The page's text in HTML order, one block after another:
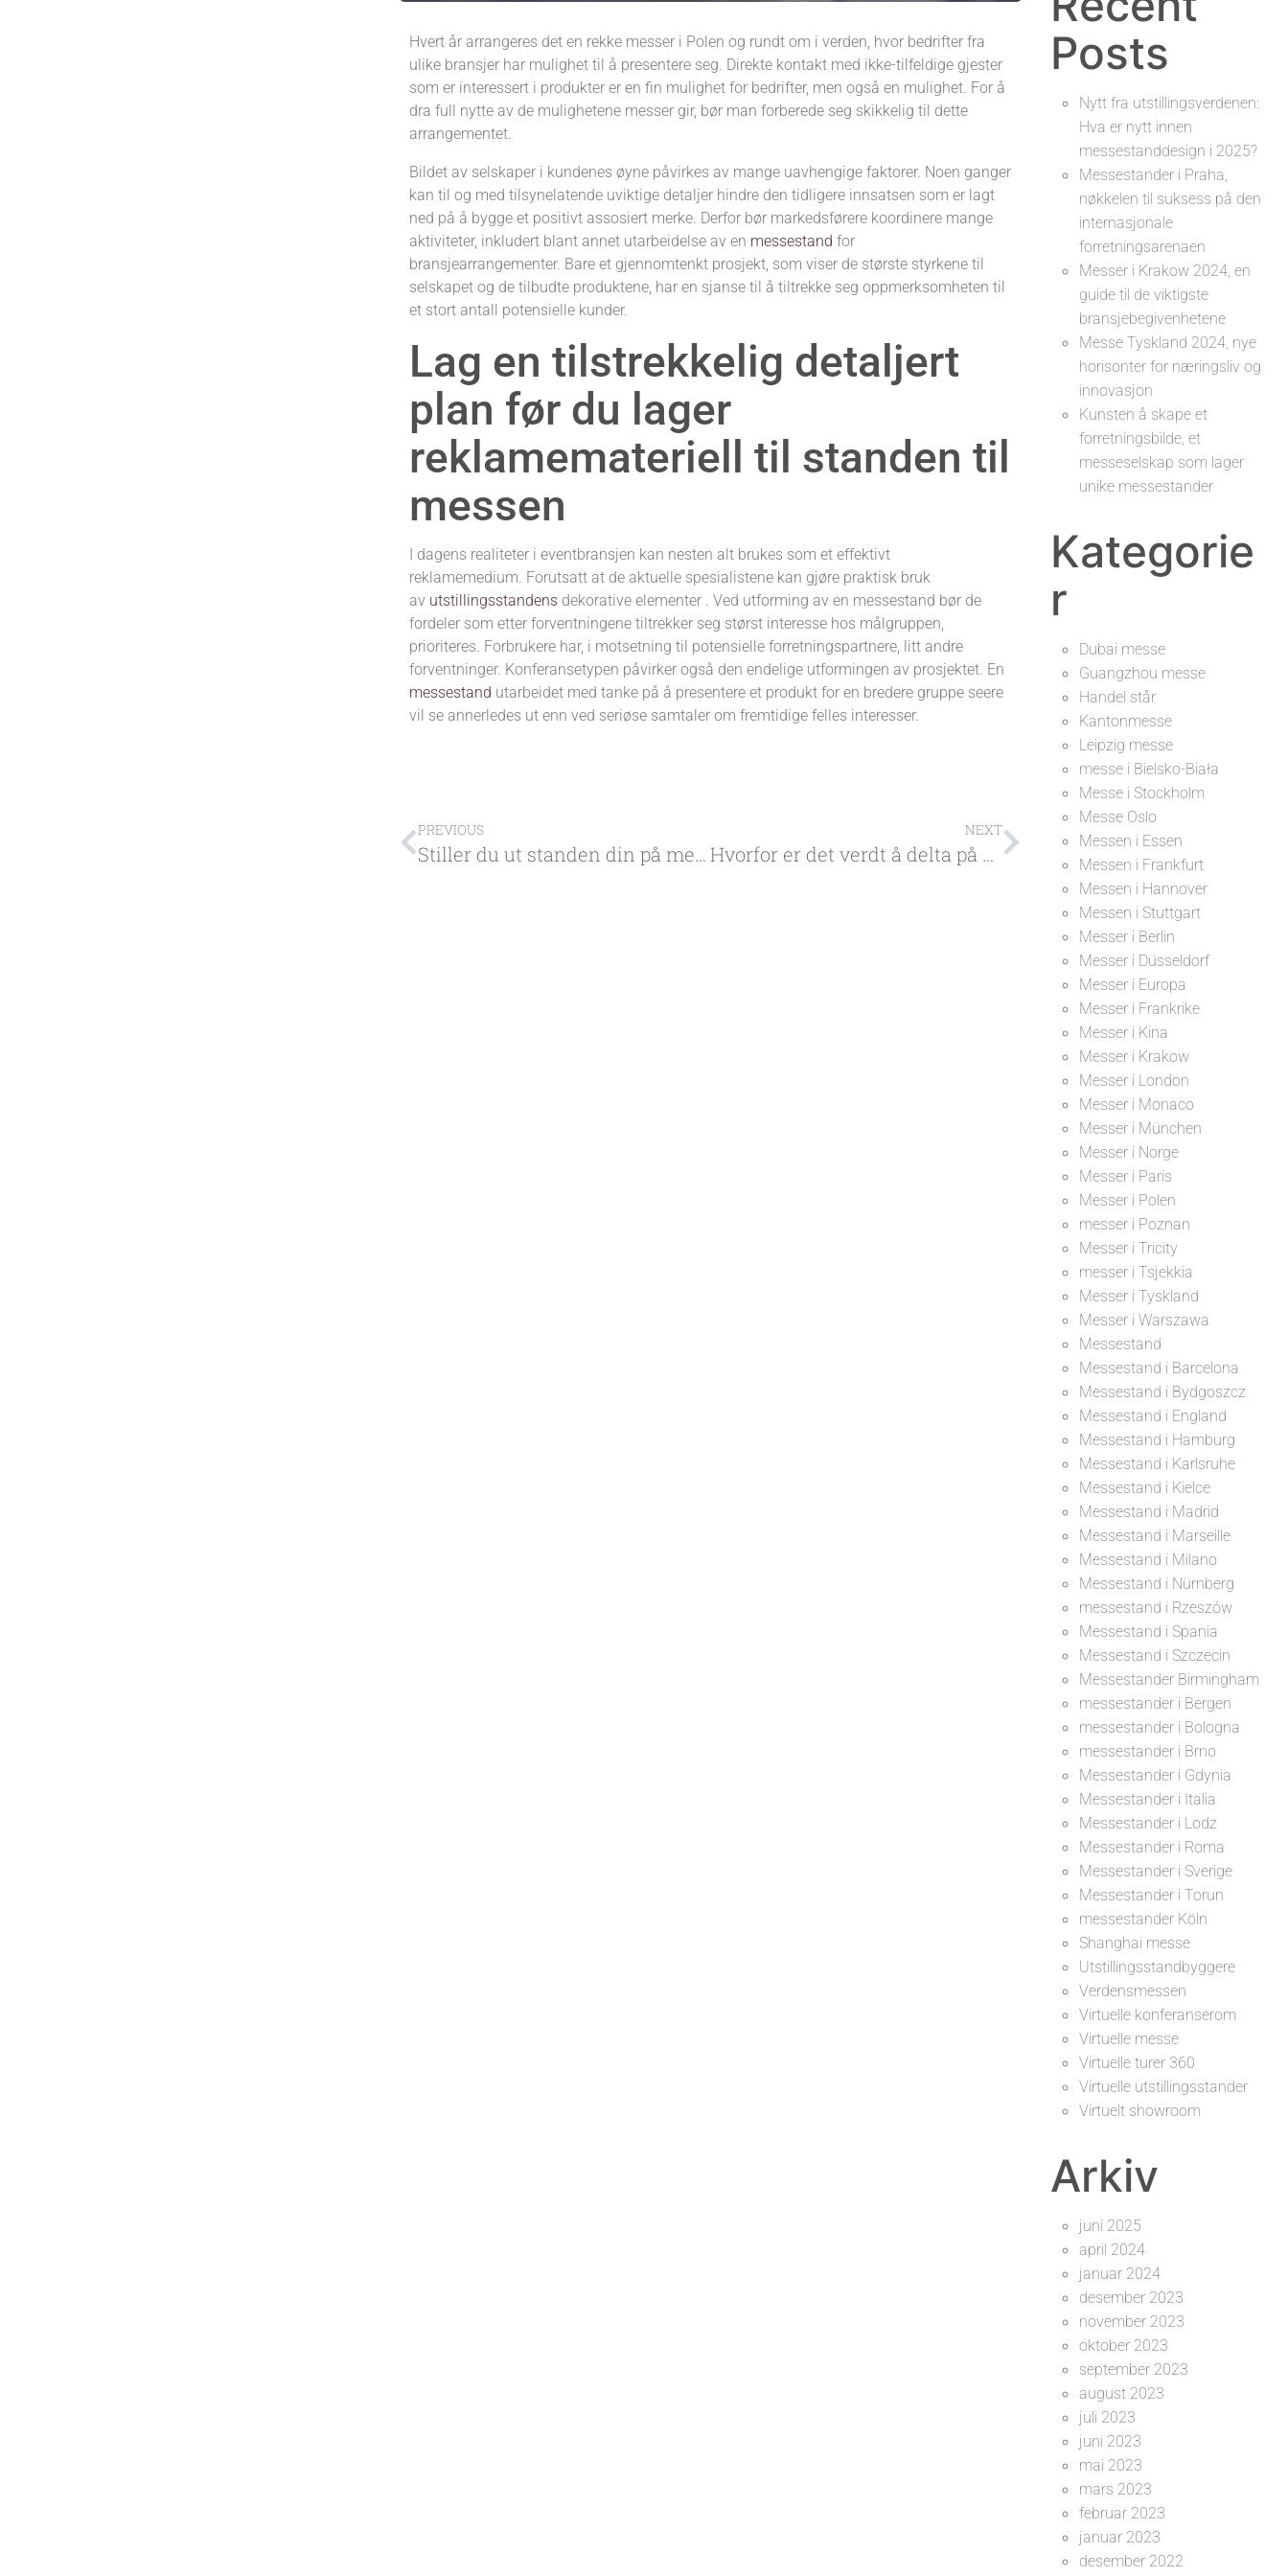
Hvert år arrangeres det en rekke messer i Polen og rundt om i verden, hvor bedrifter fra
ulike bransjer har mulighet til å presentere seg. Direkte kontakt med ikke-tilfeldige gjester
som er interessert i produkter er en fin mulighet for bedrifter, men også en mulighet. For å
dra full nytte av de mulighetene messer gir, bør man forberede seg skikkelig til dette
arrangementet.
Bildet av selskaper i kundenes øyne påvirkes av mange uavhengige faktorer. Noen ganger
kan til og med tilsynelatende uviktige detaljer hindre den tidligere innsatsen som er lagt
ned på å bygge et positivt assosiert merke. Derfor bør markedsførere koordinere mange
aktiviteter, inkludert blant annet utarbeidelse av en messestand for
bransjearrangementer. Bare et gjennomtenkt prosjekt, som viser de største styrkene til
selskapet og de tilbudte produktene, har en sjanse til å tiltrekke seg oppmerksomheten til
et stort antall potensielle kunder.
Lag en tilstrekkelig detaljert
plan før du lager
reklamemateriell til standen til
messen
I dagens realiteter i eventbransjen kan nesten alt brukes som et effektivt
reklamemedium. Forutsatt at de aktuelle spesialistene kan gjøre praktisk bruk
av utstillingsstandens dekorative elementer . Ved utforming av en messestand bør de
fordeler som etter forventningene tiltrekker seg størst interesse hos målgruppen,
prioriteres. Forbrukere har, i motsetning til potensielle forretningspartnere, litt andre
forventninger. Konferansetypen påvirker også den endelige utformingen av prosjektet. En
messestand utarbeidet med tanke på å presentere et produkt for en bredere gruppe seere
vil se annerledes ut enn ved seriøse samtaler om fremtidige felles interesser.
PREVIOUS
Stiller du ut standen din på messen for første gang? Sjekk hva du bør huske?
NEXT
Hvorfor er det verdt å delta på en utstillingsmesse? Oppdag de 7 fordelene
Posts
Nytt fra utstillingsverdenen:
Hva er nytt innen
messestanddesign i 2025?
Messestander i Praha,
nøkkelen til suksess på den
internasjonale
forretningsarenaen
Messer i Krakow 2024, en
guide til de viktigste
bransjebegivenhetene
Messe Tyskland 2024, nye
horisonter for næringsliv og
innovasjon
Kunsten å skape et
forretningsbilde, et
messeselskap som lager
unike messestander
Kategorie
r
Dubai messe
Guangzhou messe
Handel står
Kantonmesse
Leipzig messe
messe i Bielsko-Biała
Messe i Stockholm
Messe Oslo
Messen i Essen
Messen i Frankfurt
Messen i Hannover
Messen i Stuttgart
Messer i Berlin
Messer i Düsseldorf
Messer i Europa
Messer i Frankrike
Messer i Kina
Messer i Krakow
Messer i London
Messer i Monaco
Messer i München
Messer i Norge
Messer i Paris
Messer i Polen
messer i Poznan
Messer i Tricity
messer i Tsjekkia
Messer i Tyskland
Messer i Warszawa
Messestand
Messestand i Barcelona
Messestand i Bydgoszcz
Messestand i England
Messestand i Hamburg
Messestand i Karlsruhe
Messestand i Kielce
Messestand i Madrid
Messestand i Marseille
Messestand i Milano
Messestand i Nürnberg
messestand i Rzeszów
Messestand i Spania
Messestand i Szczecin
Messestander Birmingham
messestander i Bergen
messestander i Bologna
messestander i Brno
Messestander i Gdynia
Messestander i Italia
Messestander i Lodz
Messestander i Roma
Messestander i Sverige
Messestander i Torun
messestander Köln
Shanghai messe
Utstillingsstandbyggere
Verdensmessen
Virtuelle konferanserom
Virtuelle messe
Virtuelle turer 360
Virtuelle utstillingsstander
Virtuelt showroom
Arkiv
juni 2025
april 2024
januar 2024
desember 2023
november 2023
oktober 2023
september 2023
august 2023
juli 2023
juni 2023
mai 2023
mars 2023
februar 2023
januar 2023
desember 2022